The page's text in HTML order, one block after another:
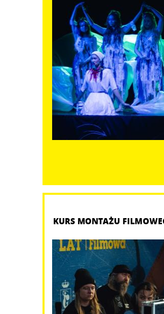
KURS MONTAŻU